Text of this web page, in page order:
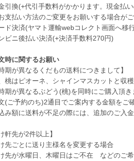
換(+代引手数料がかかります。現金払
い方法のご変更をお願いする場合がご
決済(ヤマト運輸webコレクト画面へ移
ニ後払い決済(+決済手数料270円)
時に関するお願い
期が異なるくだもの送料につきまして】
桃はピオーネ、シャインマスカットと収穫
期が異なるぶどう(桃)を同時にご購入頂き
(ご予約のち)2通目でご案内する金額をご
み額に送料が不足の際には、追加のご入
軒先が2件以上】
先ごとに送り主様名を変更する場合
先が水曜日、木曜日はご不在 などのご